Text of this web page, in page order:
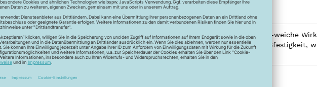
für feinste Baumwollkreationen. Das Garn besticht durch eine luxuriös-weiche
Durch den Mercerisationsprozess erlangt das Garn eine hohe Reißfestigkeit,
und kann auch nicht gebleicht werden.